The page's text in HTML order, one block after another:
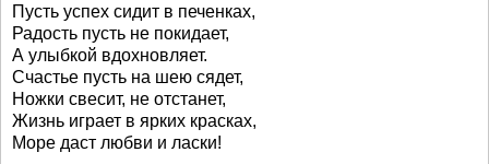
Пусть успех сидит в печенках,
Радость пусть не покидает,
А улыбкой вдохновляет.
Счастье пусть на шею сядет,
Ножки свесит, не отстанет,
Жизнь играет в ярких красках,
Море даст любви и ласки!